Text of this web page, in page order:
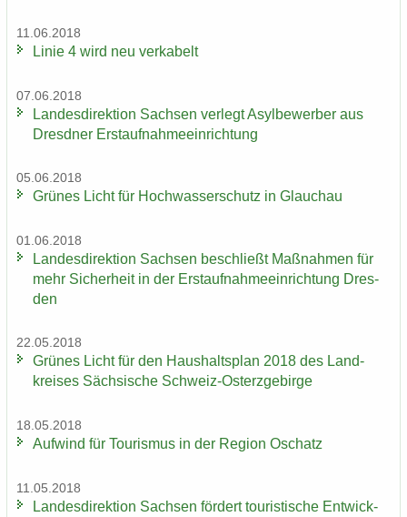
11.06.2018
Linie 4 wird neu ver­ka­belt
07.06.2018
Lan­des­di­rek­ti­on Sach­sen ver­legt Asyl­be­wer­ber aus
Dresd­ner Erst­auf­nah­me­ein­rich­tung
05.06.2018
Grü­nes Licht für Hoch­was­ser­schutz in Glauch­au
01.06.2018
Lan­des­di­rek­ti­on Sach­sen be­schließt Maß­nah­men für
mehr Si­cher­heit in der Erst­auf­nah­me­ein­rich­tung Dres­
den
22.05.2018
Grü­nes Licht für den Haus­halts­plan 2018 des Land­
krei­ses Säch­si­sche Schweiz-​Osterzgebirge
18.05.2018
Auf­wind für Tou­ris­mus in der Re­gi­on Oschatz
11.05.2018
Lan­des­di­rek­ti­on Sach­sen för­dert tou­ris­ti­sche Ent­wick­